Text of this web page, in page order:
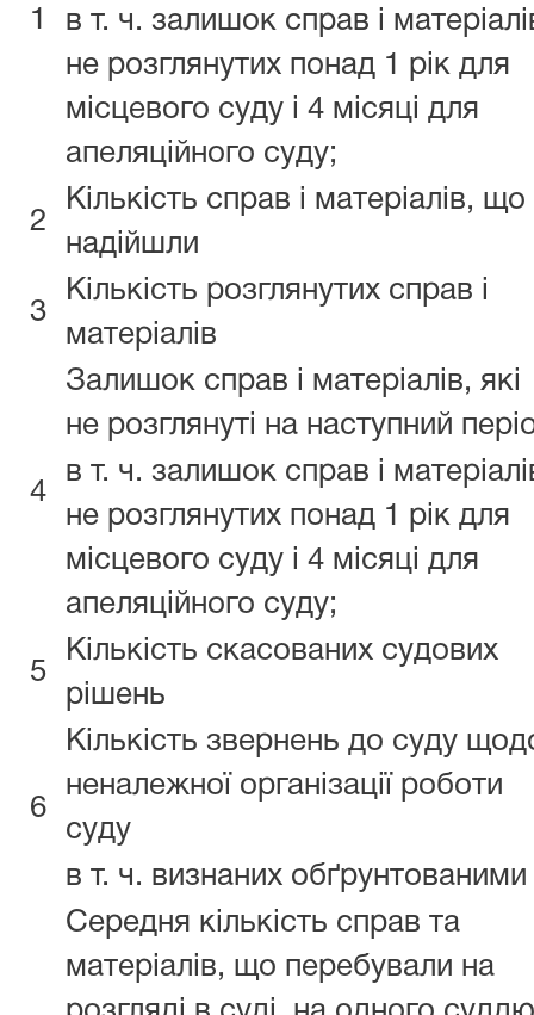
1
в т. ч. залишок справ і
не розглянутих понад 1 рік для
місцевого суду і 4 місяці для
апеляційного суду;
2
Кількість справ і матеріалів, що
надійшли
3
Кількість розглянутих справ і
матеріалів
4
Залишок справ і матеріалів, які
не розглянуті на наступний
в т. ч. залишок справ і
не розглянутих понад 1 рік для
місцевого суду і 4 місяці для
апеляційного суду;
5
Кількість скасованих судових
рішень
6
Кількість звернень до суду
неналежної організації роботи
суду
в т. ч. визнаних обґрунтованими
Середня кількість справ та
матеріалів, що перебували на